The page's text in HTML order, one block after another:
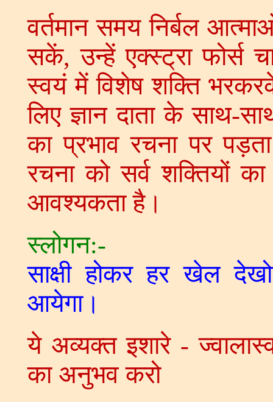
वर्तमान समय निर्बल
सकें, उन्हें एक्स्ट्रा फोर्स
स्वयं में विशेष शक्ति
लिए ज्ञान दाता के साथ-
का प्रभाव रचना पर
रचना को सर्व शक्तियों
आवश्यकता है।
स्लोगन:-
साक्षी होकर हर खेल
आयेगा।
ये अव्यक्त इशारे -
का अनुभव करो